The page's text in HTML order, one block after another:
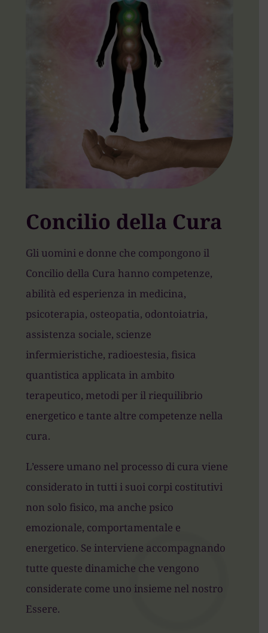
Concilio della Cura
Gli uomini e donne che compongono il
Concilio della Cura hanno competenze,
abilità ed esperienza in medicina,
psicoterapia, osteopatia, odontoiatria,
assistenza sociale, scienze
infermieristiche, radioestesia, fisica
quantistica applicata in ambito
terapeutico, metodi per il riequilibrio
energetico e tante altre competenze nella
cura.
L’essere umano nel processo di cura viene
considerato in tutti i suoi corpi costitutivi
non solo fisico, ma anche psico
emozionale, comportamentale e
energetico. Se interviene accompagnando
tutte queste dinamiche che vengono
considerate come uno insieme nel nostro
Essere.